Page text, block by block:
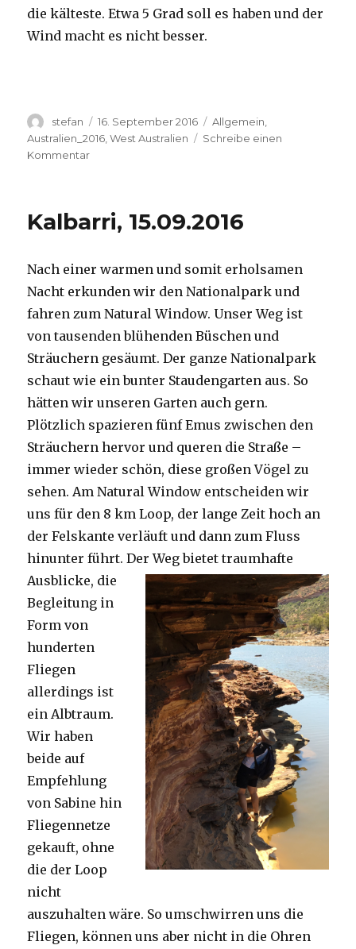
die kälteste. Etwa 5 Grad soll es haben und der
Wind macht es nicht besser.
Autor
stefan
Veröffentlicht
am
16. September 2016 Kategorien
Allgemein
Australien_2016 ,West Australien
Schreibe einen
Kommentarzu
Kalbarri, 15.09.2016
Nach einer warmen und somit erholsamen
Nacht erkunden wir den Nationalpark und
fahren zum Natural Window. Unser Weg ist
von tausenden blühenden Büschen und
Sträuchern gesäumt. Der ganze Nationalpark
schaut wie ein bunter Staudengarten aus. So
hätten wir unseren Garten auch gern.
Plötzlich spazieren fünf Emus zwischen den
Sträuchern hervor und queren die Straße –
immer wieder schön, diese großen Vögel zu
sehen. Am Natural Window entscheiden wir
uns für den 8 km Loop, der lange Zeit hoch an
der Felskante verläuft und dann zum Fluss
hinunter führt. Der Weg bietet traumhafte
Ausblicke, die
Begleitung in
Form von
hunderten
Fliegen
allerdings ist
ein Albtraum.
Wir haben
beide auf
Empfehlung
von Sabine hin
Fliegennetze
gekauft, ohne
die der Loop
nicht
auszuhalten wäre. So umschwirren uns die
Fliegen, können uns aber nicht in die Ohren